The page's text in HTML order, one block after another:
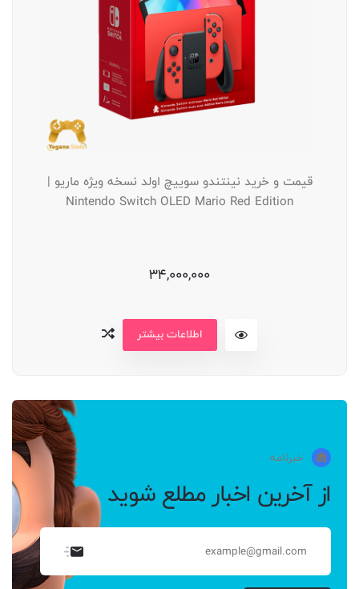
قیمت و خرید نینتندو سوییچ اولد نسخه ویژه ماريو |
Nintendo Switch OLED Mario Red Edition
34,000,000
اطلاعات بیشتر
خبرنامه
از آخرین اخبار مطلع شوید